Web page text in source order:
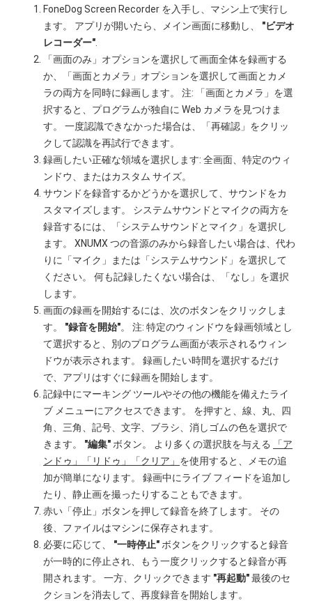
FoneDog Screen Recorder を入手し、マシン上で実行し
ます。 アプリが開いたら、メイン画面に移動し、 "ビデオ
レコーダー"
「画面のみ」オプションを選択して画面全体を録画する
か、「画面とカメラ」オプションを選択して画面とカメ
ラの両方を同時に録画します。 注: 「画面とカメラ」を選
択すると、プログラムが独自に Web カメラを見つけま
す。 一度認識できなかった場合は、「再確認」をクリッ
クして認識を再試行できます。
録画したい正確な領域を選択します: 全画面、特定のウィ
ンドウ、またはカスタム サイズ。
サウンドを録音するかどうかを選択して、サウンドをカ
スタマイズします。 システムサウンドとマイクの両方を
録音するには、「システムサウンドとマイク」を選択し
ます。 XNUMX つの音源のみから録音したい場合は、代わ
りに「マイク」または「システムサウンド」を選択して
ください。 何も記録したくない場合は、「なし」を選択
します。
画面の録画を開始するには、次のボタンをクリックしま
す。 "録音を開始"。 注: 特定のウィンドウを録画領域とし
て選択すると、別のプログラム画面が表示されるウィン
ドウが表示されます。 録画したい時間を選択するだけ
で、アプリはすぐに録画を開始します。
記録中にマーキング ツールやその他の機能を備えたライ
ブ メニューにアクセスできます。 を押すと、線、丸、四
角、三角、記号、文字、ブラシ、消しゴムの色を選択で
きます。 "編集" ボタン。 より多くの選択肢を与える
「ア
ンドゥ」「リドゥ」「クリア」 を使用すると、メモの追
加が簡単になります。 録画中にライブ フィードを追加し
たり、静止画を撮ったりすることもできます。
赤い「停止」ボタンを押して録音を終了します。 その
後、ファイルはマシンに保存されます。
必要に応じて、 "一時停止" ボタンをクリックすると録音
が一時的に停止され、もう一度クリックすると録音が再
開されます。 一方、クリックできます "再起動"最後のセ
クションを消去して、再度録音を開始します。